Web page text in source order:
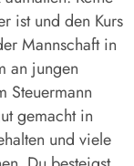
ist und den Kurs
Mannschaft in
an jungen
Steuermann
gemacht in
und viele